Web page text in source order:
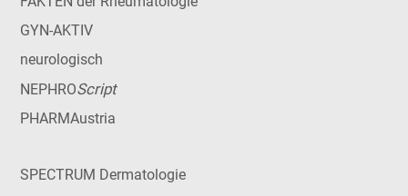
GYN-AKTIV
neurologisch
NEPHROScript
PHARMAustria
SPECTRUM Dermatologie